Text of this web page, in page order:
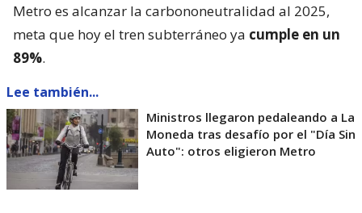
Metro es alcanzar la carbononeutralidad al 2025,
meta que hoy el tren subterráneo ya cumple en un
89%.
Lee también...
Ministros llegaron pedaleando a La
Moneda tras desafío por el "Día Sin
Auto": otros eligieron Metro